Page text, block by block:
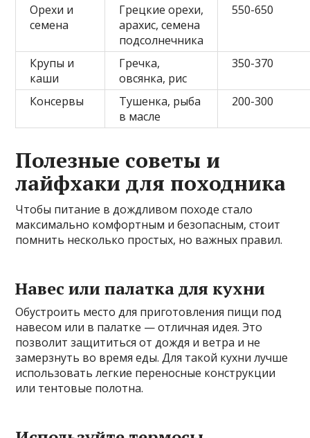
Орехи и
семена
Грецкие орехи,
арахис, семена
подсолнечника
550-650
Крупы и
каши
Гречка,
овсянка, рис
350-370
Консервы
Тушенка, рыба
в масле
200-300
Полезные советы и
лайфхаки для походника
Чтобы питание в дождливом походе стало
максимально комфортным и безопасным, стоит
помнить несколько простых, но важных правил.
Навес или палатка для кухни
Обустроить место для приготовления пищи под
навесом или в палатке — отличная идея. Это
позволит защититься от дождя и ветра и не
замерзнуть во время еды. Для такой кухни лучше
использовать легкие переносные конструкции
или тентовые полотна.